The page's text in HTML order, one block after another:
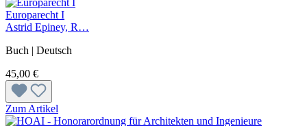
Europarecht I
Astrid Epiney, R…
Buch | Deutsch
45,00 €
Zum Artikel